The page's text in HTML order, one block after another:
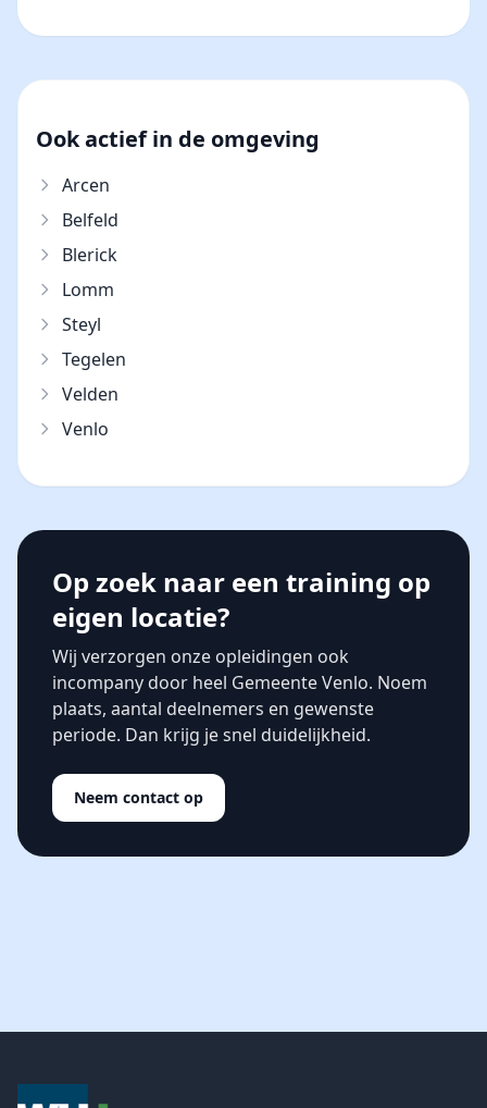
Ook actief in de omgeving
Arcen
Belfeld
Blerick
Lomm
Steyl
Tegelen
Velden
Venlo
Op zoek naar een training op
eigen locatie?
Wij verzorgen onze opleidingen ook
incompany door heel Gemeente Venlo. Noem
plaats, aantal deelnemers en gewenste
periode. Dan krijg je snel duidelijkheid.
Neem contact op